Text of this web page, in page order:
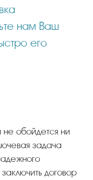
нам Ваш
его
задача
заключить договор